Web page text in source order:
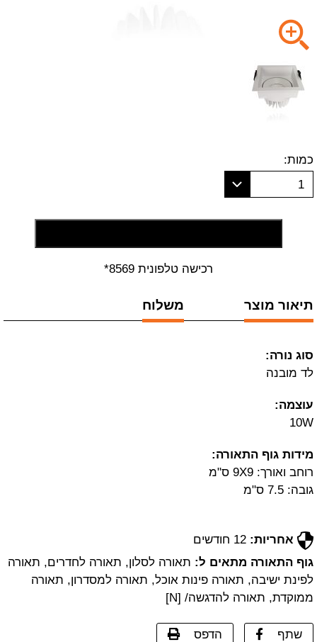
כמות:
1
רכישה טלפונית 8569*
תיאור מוצר משלוח
סוג נורה:
לד מובנה
עוצמה:
10W
מידות גוף התאורה:
רוחב ואורך: 9X9 ס"מ
גובה: 7.5 ס"מ
אחריות:
גוף התאורה מתאים ל: תאורה לסלון, תאורה לחדרים, תאורה
לפינת ישיבה, תאורה פינות אוכל, תאורה למסדרון, תאורה
ממוקדת, תאורה להדגשה/ [N]
שתף הדפס